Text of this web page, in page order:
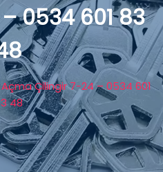
0534 601 83
Açma Çilingir 7-24 – 0534 601
48